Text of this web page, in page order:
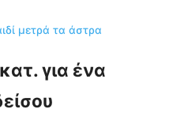
μετρά τα άστρα
για ένα